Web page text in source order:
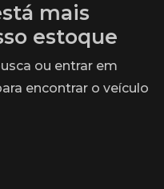
mais
estoque
ou entrar em
encontrar o veículo